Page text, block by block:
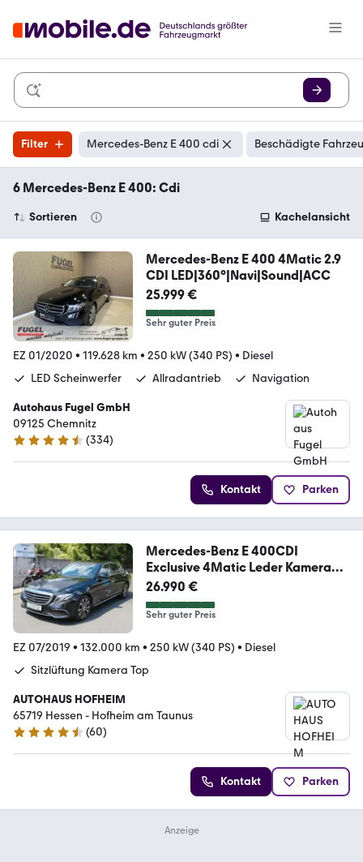
Filter Mercedes-Benz E 400 cdi Beschädigte
6 Mercedes-Benz E 400: Cdi
Sortieren Kachelansicht
Mercedes-Benz E 400 4Matic 2.9
CDI LED|360°|Navi|Sound|ACC
25.999 €
Sehr guter Preis
EZ 01/2020 • 119.628 km • 250 kW (340 PS) • Diesel
LED Scheinwerfer
Allradantrieb Navigation
Autohaus Fugel GmbH
09125 Chemnitz
4.3 Sterne
(334)
Kontakt Parken
Mercedes-Benz E 400CDI
Exclusive 4Matic Leder Kamera
Navi Luft
26.990 €
Sehr guter Preis
EZ 07/2019 • 132.000 km • 250 kW (340 PS) • Diesel
Sitzlüftung Kamera Top
AUTOHAUS HOFHEIM
65719 Hessen - Hofheim am Taunus
4.3 Sterne
(60)
Kontakt Parken